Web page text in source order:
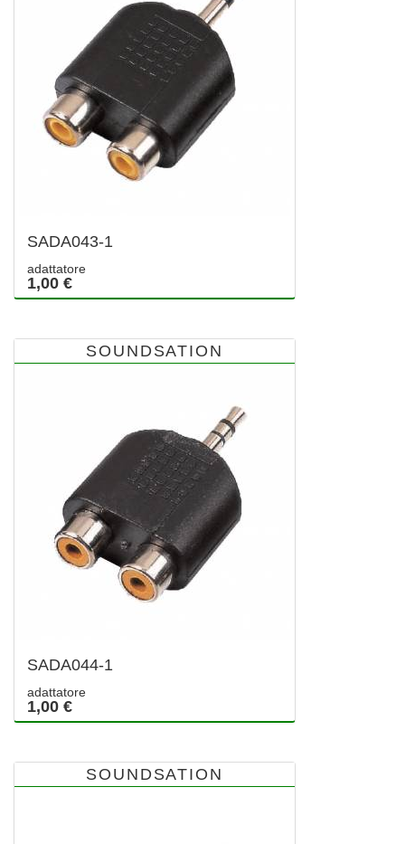
SADA043-1
adattatore
1,00 €
SOUNDSATION
SADA044-1
adattatore
1,00 €
SOUNDSATION